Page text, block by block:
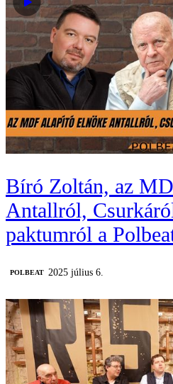
Bíró Zoltán, az
Antallról,
paktumról a
‎POLBEAT 2025 július 6.